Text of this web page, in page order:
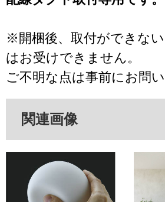
※開梱後、取付ができな
はお受けできません。
ご不明な点は事前にお問
関連画像